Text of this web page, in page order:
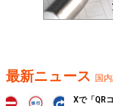
最新ニュース 国
Xで「QR